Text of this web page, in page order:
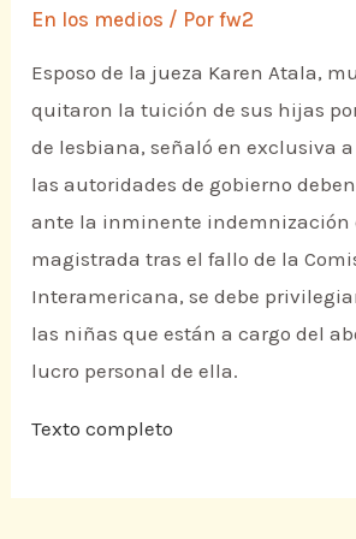
En los medios / Porfw2
Esposo de la jueza Karen Atala,
quitaron la tuición de sus hijas
de lesbiana, señaló en exclusiva a
las autoridades de gobierno
ante la inminente indemnización
magistrada tras el fallo de la
Interamericana, se debe
las niñas que están a cargo del
lucro personal de ella.
Texto completo